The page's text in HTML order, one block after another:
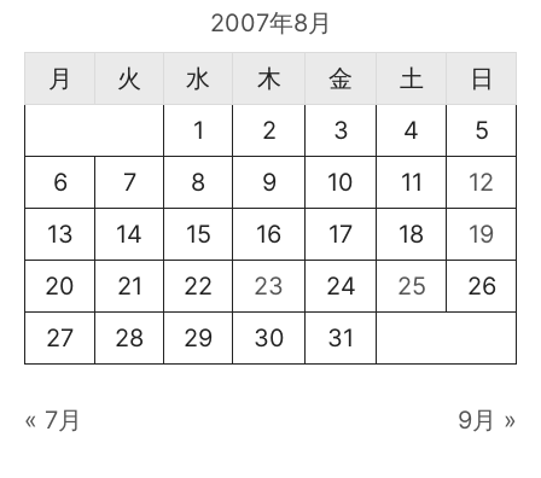
2007年8月
月
火 水 木 金 土
日
1
2 3 4
5
6
7 8 9 10 11
12
13
14 15 16 17 18
19
20
21 22 23 24 25
26
27
28 29 30 31
« 7月 9月 »